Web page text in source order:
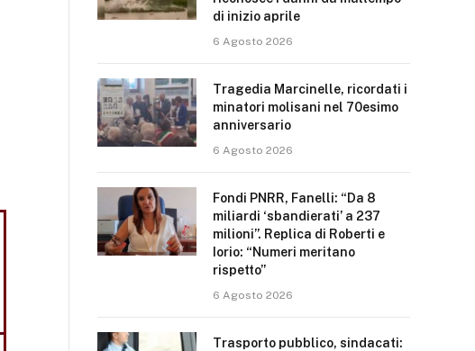
di inizio aprile
6 Agosto 2026
Tragedia Marcinelle, ricordati i
minatori molisani nel 70esimo
anniversario
6 Agosto 2026
Fondi PNRR, Fanelli: “Da 8
miliardi ‘sbandierati’ a 237
milioni”. Replica di Roberti e
Iorio: “Numeri meritano
rispetto”
6 Agosto 2026
Trasporto pubblico, sindacati: